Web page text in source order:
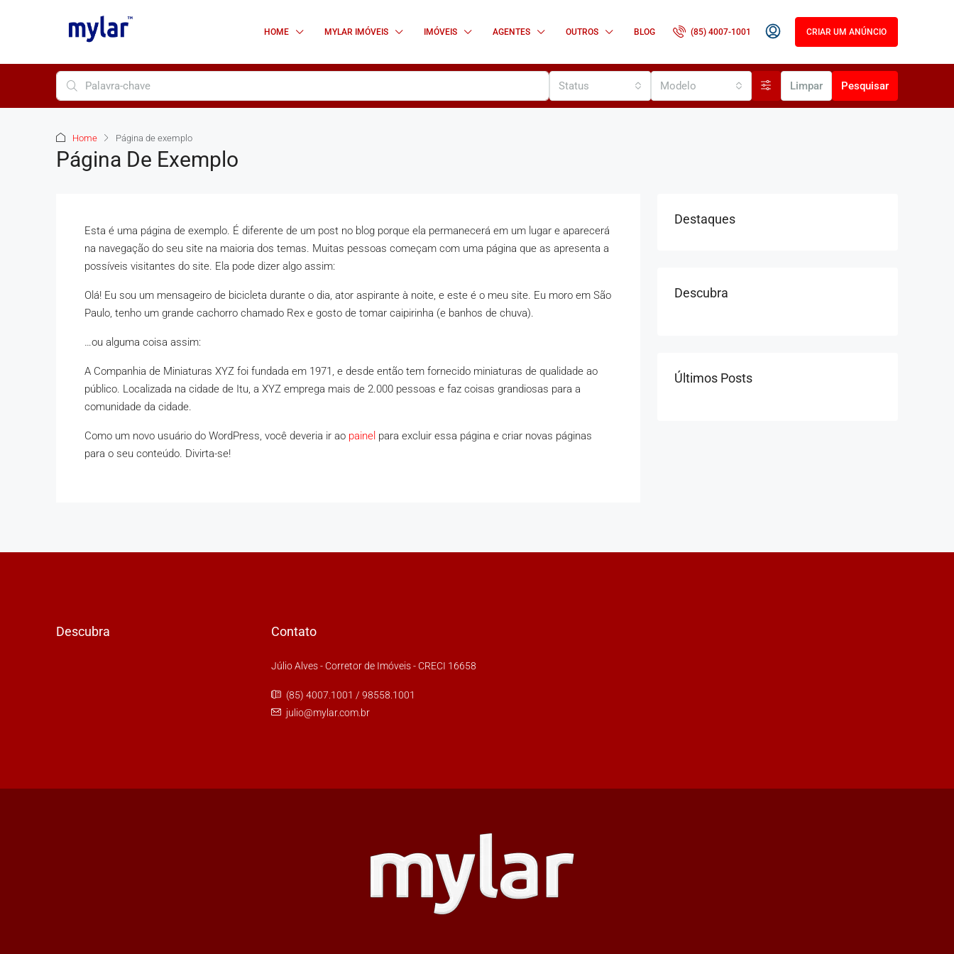
HOME MYLAR IMÓVEIS IMÓVEIS AGENTES OUTROS BLOG (85) 4007-1001 CRIAR UM ANÚNCIO
Status Modelo Limpar Pesquisar
Home Página de exemplo
Página De Exemplo
Esta é uma página de exemplo. É diferente de um post no blog porque ela permanecerá em um lugar e aparecerá
na navegação do seu site na maioria dos temas. Muitas pessoas começam com uma página que as apresenta a
possíveis visitantes do site. Ela pode dizer algo assim:
Olá! Eu sou um mensageiro de bicicleta durante o dia, ator aspirante à noite, e este é o meu site. Eu moro em São
Paulo, tenho um grande cachorro chamado Rex e gosto de tomar caipirinha (e banhos de chuva).
…ou alguma coisa assim:
A Companhia de Miniaturas XYZ foi fundada em 1971, e desde então tem fornecido miniaturas de qualidade ao
público. Localizada na cidade de Itu, a XYZ emprega mais de 2.000 pessoas e faz coisas grandiosas para a
comunidade da cidade.
Como um novo usuário do WordPress, você deveria ir ao painel para excluir essa página e criar novas páginas
para o seu conteúdo. Divirta-se!
Destaques
Descubra
Últimos Posts
Descubra Contato
Júlio Alves - Corretor de Imóveis - CRECI 16658
(85) 4007.1001 / 98558.1001
julio@mylar.com.br